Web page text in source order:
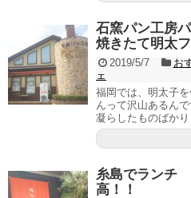
石窯パン工房
焼きたて明太
2019/5/7 お
ェ
福岡では、明太子
んって沢山あるん
凝らしたものばかり
糸島でランチ
高！！